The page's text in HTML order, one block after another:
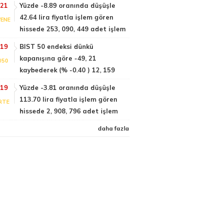
Yüzde -8.89 oranında düşüşle
42.64 lira fiyatla işlem gören
hissede 253, 090, 449 adet işlem
BIST 50 endeksi dünkü
kapanışına göre -49, 21
kaybederek (% -0.40 ) 12, 159
Yüzde -3.81 oranında düşüşle
113.70 lira fiyatla işlem gören
hissede 2, 908, 796 adet işlem
daha fazla